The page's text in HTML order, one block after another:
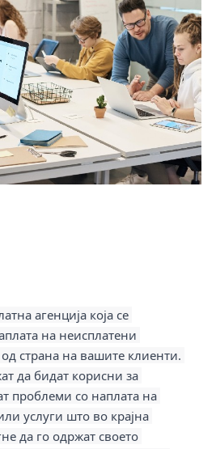
агенција која се
на неисплатени
страна на вашите клиенти.
да бидат корисни за
проблеми со наплата на
услуги што во крајна
да го одржат своето